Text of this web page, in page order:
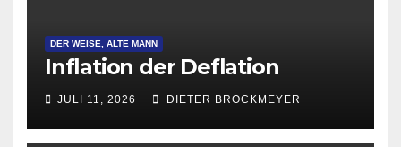
DER WEISE, ALTE MANN
Inflation der Deflation
JULI 11, 2026 DIETER BROCKMEYER